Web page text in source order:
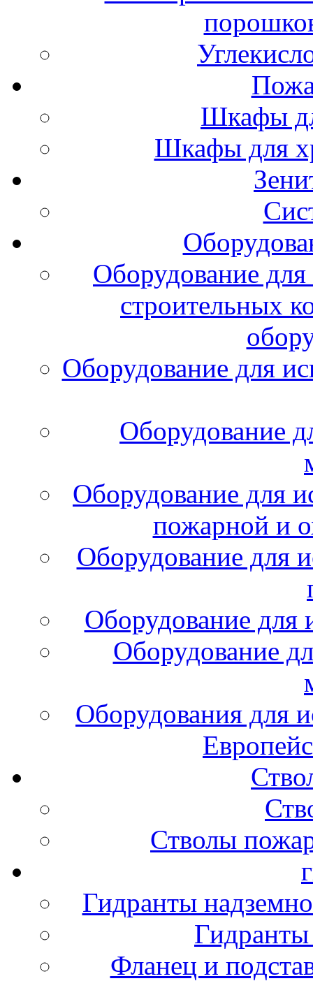
Шкафы
Шкафы для
Оборудование
строительных
Оборудование для
Оборудование
Оборудование для
пожарной и
Оборудование для
Оборудование для
Оборудование
Оборудования для
Стволы
Гидранты
Фланец и